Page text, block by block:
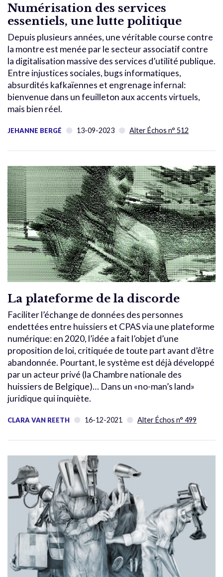
Numérisation des services
essentiels, une lutte politique
Depuis plusieurs années, une véritable course contre
la montre est menée par le secteur associatif contre
la digitalisation massive des services d’utilité publique.
Entre injustices sociales, bugs informatiques,
absurdités kafkaïennes et engrenage infernal:
bienvenue dans un feuilleton aux accents virtuels,
mais bien réel.
JEHANNE BERGÉ 13-09-2023 Alter Échos n° 512
La plateforme de la discorde
Faciliter l’échange de données des personnes
endettées entre huissiers et CPAS via une plateforme
numérique: en 2020, l’idée a fait l’objet d’une
proposition de loi, critiquée de toute part avant d’être
abandonnée. Pourtant, le système est déjà développé
par un acteur privé (la Chambre nationale des
huissiers de Belgique)… Dans un «no-man’s land»
juridique qui inquiète.
CLARA VAN REETH 16-12-2021 Alter Échos n° 499